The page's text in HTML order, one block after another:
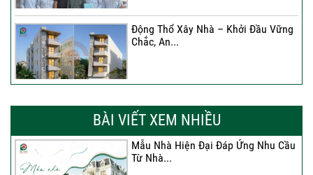
Động Thổ Xây Nhà – Khởi Đầu Vững
Chắc, An...
Chắc Cho...
BÀI VIẾT XEM NHIỀU
Mẫu Nhà Hiện Đại Đáp Ứng Nhu Cầu
Từ Nhà...